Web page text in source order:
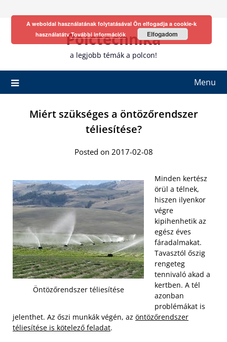
Polctechnika
a legjobb témák a polcon!
Menu
Miért szükséges a öntözőrendszer
téliesítése?
Posted on 2017-02-08
Öntözőrendszer téliesítése
Minden kertész
örül a télnek,
hiszen ilyenkor
végre
kipihenhetik az
egész éves
fáradalmakat.
Tavasztól őszig
rengeteg
tennivaló akad a
kertben. A tél
azonban
problémákat is
jelenthet. Az őszi munkák végén, az öntözőrendszer
téliesítése is kötelező feladat.
A weboldal használatának folytatásával Ön elfogadja a cookie-k
használatátvTovábbi információk Elfogadom